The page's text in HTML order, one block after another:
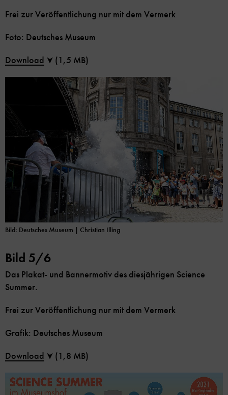
Bild: Deutsches Museum | Christian Illing
Frei zur Veröffentlichung nur mit dem Vermerk
Foto: Deutsches Museum
Download (1,5 MB)
Bild 5/6
Das Plakat- und Bannermotiv des diesjährigen Science
Summer.
Frei zur Veröffentlichung nur mit dem Vermerk
Grafik: Deutsches Museum
Download (1,8 MB)